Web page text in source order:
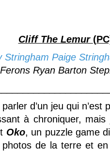
Cliff The Lemur
Stringham Paige
Ryan Barton
d’un jeu qui n’est
à chroniquer, mais
Oko, un puzzle game
de la terre et